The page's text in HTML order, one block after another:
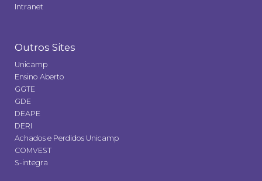
Intranet
Outros Sites
Unicamp
Ensino Aberto
GGTE
GDE
DEAPE
DERI
Achados e Perdidos Unicamp
COMVEST
S-integra